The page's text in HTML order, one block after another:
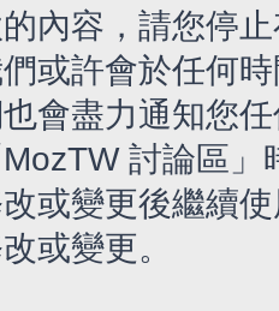
內容，請您停
或許會於任何
會盡力通知您
討論區
或變更後繼續
或變更。